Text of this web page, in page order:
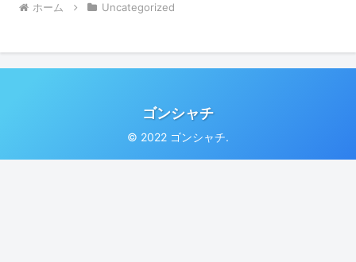
ホーム Uncategorized
ゴンシャチ
© 2022 ゴンシャチ.